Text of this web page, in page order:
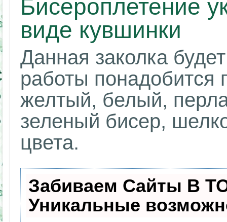
Бисероплетение
виде кувшинки
Данная заколка
работы понадобится
желтый, белый,
зеленый бисер,
цвета.
Забиваем Сайты В
Уникальные